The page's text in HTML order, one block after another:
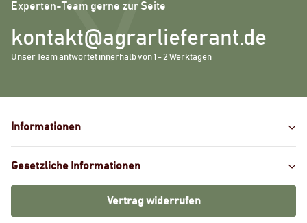
Experten-Team gerne zur Seite
kontakt@agrarlieferant.de
Unser Team antwortet innerhalb von 1 - 2 Werktagen
Informationen
Gesetzliche Informationen
Vertrag widerrufen